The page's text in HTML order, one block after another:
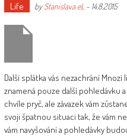
Life byStanislava eL - 14.8.2015
Další splátka vás nezachrání
znamená pouze další pohledávku
chvíle pryč, ale závazek vám
svoji špatnou situaci tak, že vám
vám navyšování a pohledávky